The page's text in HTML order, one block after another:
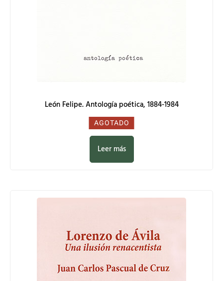
León Felipe. Antología poética, 1884-1984
0,00 €
AGOTADO
Leer más